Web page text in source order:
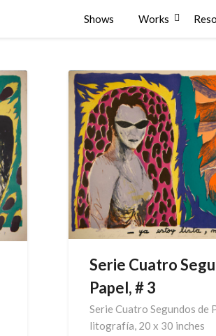
Shows Works
Serie Cuatro
Papel, # 3
Serie Cuatro Segundos de
litografía, 20 x 30 inches